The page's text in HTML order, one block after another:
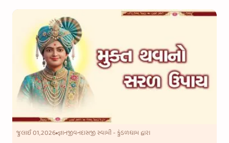
જુલાઈ 01,2026 જ્ઞાનજીવનદાસજી સ્વામી - કુંડળધામ દ્વારા